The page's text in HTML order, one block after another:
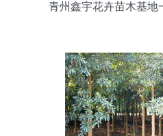
青州鑫宇花卉苗木基地